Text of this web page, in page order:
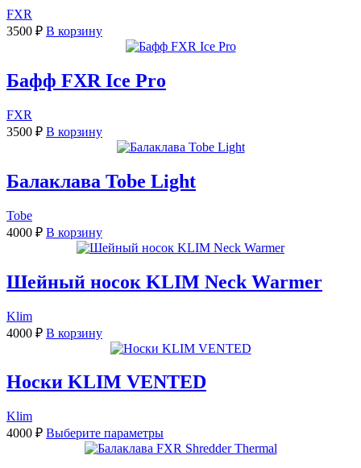
FXR
3500 ₽ В корзину
Бафф FXR Ice Pro
FXR
3500 ₽ В корзину
Балаклава Tobe Light
Tobe
4000 ₽ В корзину
Шейный носок KLIM Neck Warmer
Klim
4000 ₽ В корзину
Носки KLIM VENTED
Klim
4000 ₽ Выберите параметрыЭтот
товар
имеет